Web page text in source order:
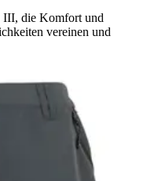
III, die Komfort und
vereinen und